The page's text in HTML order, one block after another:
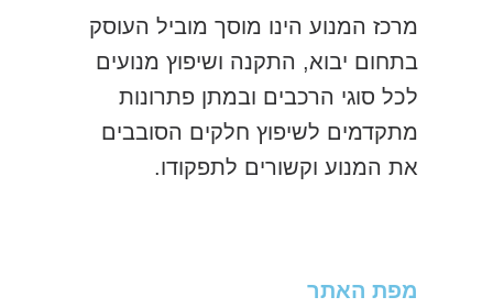
מרכז המנוע הינו מוסך מוביל העוסק
בתחום יבוא, התקנה ושיפוץ מנועים
לכל סוגי הרכבים ובמתן פתרונות
מתקדמים לשיפוץ חלקים הסובבים
את המנוע וקשורים לתפקודו.
מפת האתר